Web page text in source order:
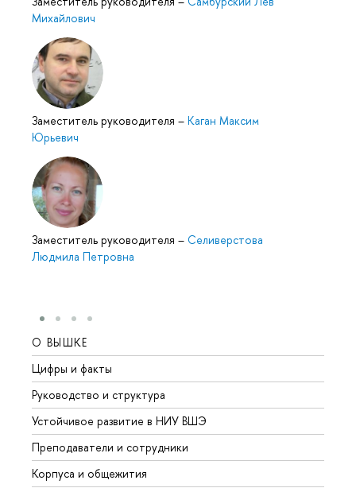
Михайлович
Заместитель руководителя – Каган Максим
Юрьевич
Заместитель руководителя – Селиверстова
Людмила Петровна
О ВЫШКЕ
Цифры и факты
Руководство и структура
Устойчивое развитие в НИУ ВШЭ
Преподаватели и сотрудники
Корпуса и общежития